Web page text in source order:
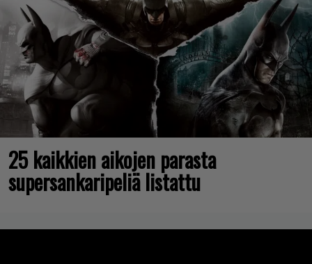
25 kaikkien aikojen parasta
supersankaripeliä listattu